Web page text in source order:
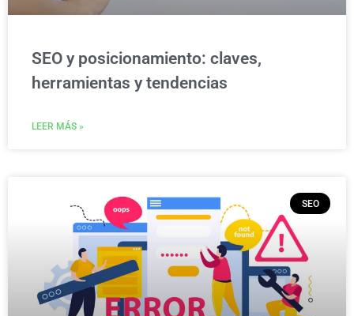
SEO y posicionamiento: claves,
herramientas y tendencias
LEER MÁS »
SEO